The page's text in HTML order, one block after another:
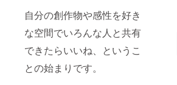
自分の創作物や感性を好き
な空間でいろんな人と共有
できたらいいね、というこ
との始まりです。